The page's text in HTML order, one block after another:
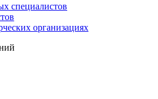
специалистов
организациях